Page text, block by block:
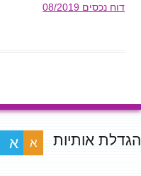
דוח נכסים 08/2019
הגדלת אותיות א א